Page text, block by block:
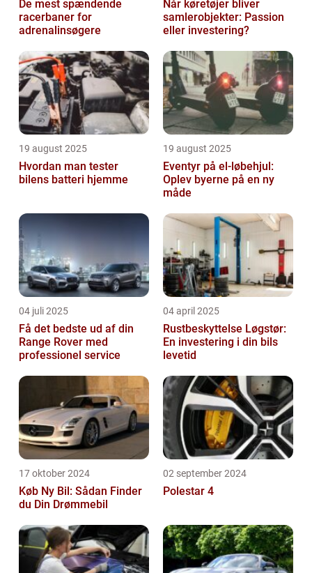
De mest spændende
racerbaner for
adrenalinsøgere
Når køretøjer bliver
samlerobjekter: Passion
eller investering?
19 august 2025
Hvordan man tester
bilens batteri hjemme
19 august 2025
Eventyr på el-løbehjul:
Oplev byerne på en ny
måde
04 juli 2025
Få det bedste ud af din
Range Rover med
professionel service
04 april 2025
Rustbeskyttelse Løgstør:
En investering i din bils
levetid
17 oktober 2024
Køb Ny Bil: Sådan Finder
du Din Drømmebil
02 september 2024
Polestar 4